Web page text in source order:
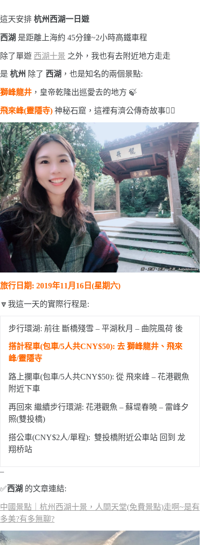
這天安排 杭州西湖一日遊
西湖 是距離上海約 45分鐘~2小時高鐵車程
除了單遊 西湖十景 之外，我也有去附近地方走走
是 杭州 除了 西湖 ，也是知名的兩個景點:
獅峰龍井 ，皇帝乾隆出巡愛去的地方 🍃
飛來峰(靈隱寺) 神秘石窟，這裡有濟公傳奇故事🧘‍♂
旅行日期: 2019年11月16日(星期六)
🔽我這一天的實際行程是:
步行環湖: 前往 斷橋殘雪 – 平湖秋月 – 曲院風荷 後
搭計程車(包車/5人共CNY$50): 去 獅峰龍井、飛來
峰/靈隱寺
路上攔車(包車/5人共CNY$50): 從 飛來峰 – 花港觀魚
附近下車
再回來 繼續步行環湖: 花港觀魚 – 蘇堤春曉 – 雷峰夕
照(雙投橋)
搭公車(CNY$2人/單程): 雙投橋附近公車站 回到 龙
翔桥站
–
✅西湖 的文章連結:
中國景點｜杭州西湖十景，人間天堂(免費景點)走啊~是有
多美?有多無聊?